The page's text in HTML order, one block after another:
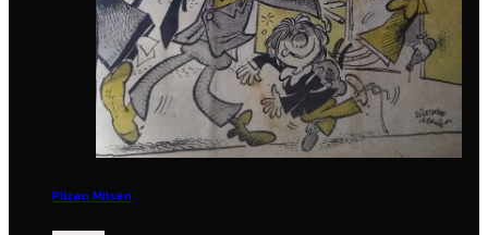
Pilsen Milsen